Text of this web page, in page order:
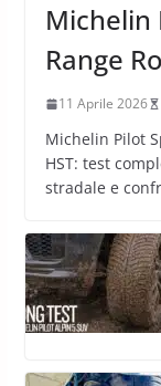
Michelin
Range
11 Aprile 2026
Michelin Pilot
HST: test
stradale e